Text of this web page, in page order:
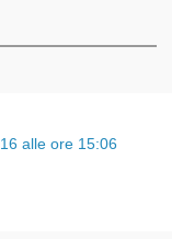
alle ore 15:06